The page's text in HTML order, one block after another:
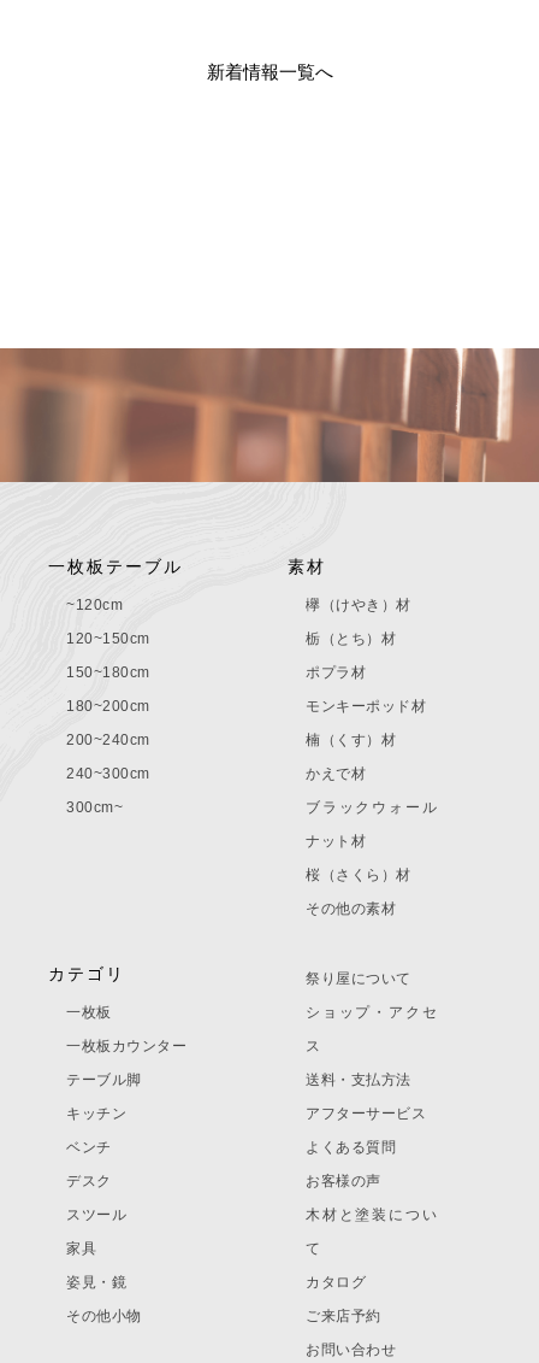
新着情報一覧へ
一枚板テーブル
~120cm
120~150cm
150~180cm
180~200cm
200~240cm
240~300cm
300cm~
素材
欅（けやき）材
栃（とち）材
ポプラ材
モンキーポッド材
楠（くす）材
かえで材
ブラックウォール
ナット材
桜（さくら）材
その他の素材
カテゴリ
一枚板
一枚板カウンター
テーブル脚
キッチン
ベンチ
デスク
スツール
家具
姿見・鏡
その他小物
祭り屋について
ショップ・アクセ
ス
送料・支払方法
アフターサービス
よくある質問
お客様の声
木材と塗装につい
て
カタログ
ご来店予約
お問い合わせ